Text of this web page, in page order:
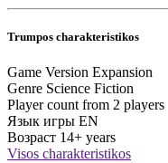
Trumpos charakteristikos
Game Version Expansion
Genre Science Fiction
Player count from 2 players
Язык игры EN
Возраст 14+ years
Visos charakteristikos